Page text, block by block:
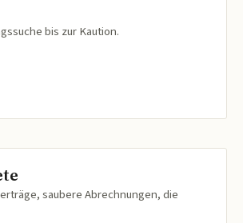
bis zur Kaution.
saubere Abrechnungen, die